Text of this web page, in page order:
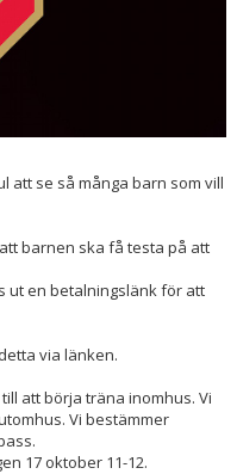
att se så många barn som vill
barnen ska få testa på att
ut en betalningslänk för att
via länken.
att börja träna inomhus. Vi
Vi bestämmer
17 oktober 11-12.